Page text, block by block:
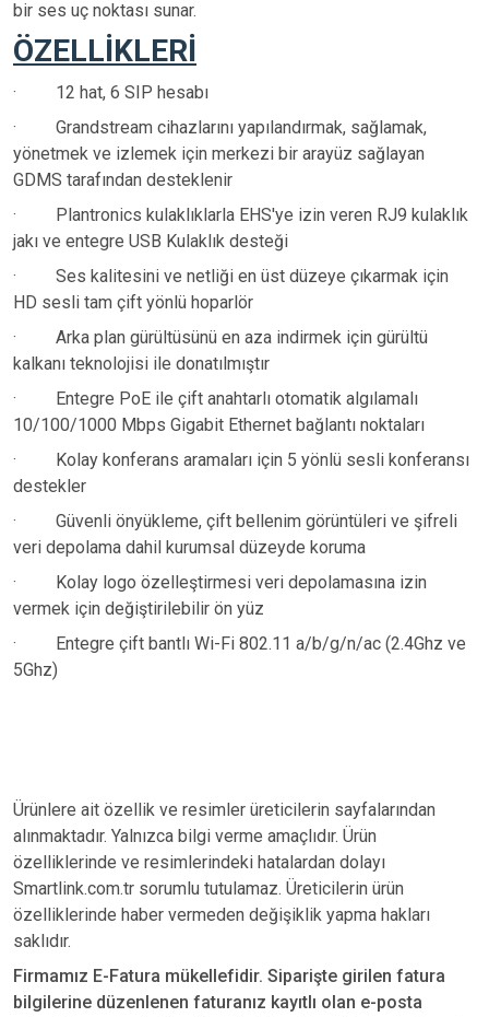
bir ses uç noktası sunar.
ÖZELLİKLERİ
·
12 hat, 6 SIP hesabı
·
Grandstream cihazlarını yapılandırmak, sağlamak,
yönetmek ve izlemek için merkezi bir arayüz sağlayan
GDMS tarafından desteklenir
·
Plantronics kulaklıklarla EHS'ye izin veren RJ9 kulaklık
jakı ve entegre USB Kulaklık desteği
·
Ses kalitesini ve netliği en üst düzeye çıkarmak için
HD sesli tam çift yönlü hoparlör
·
Arka plan gürültüsünü en aza indirmek için gürültü
kalkanı teknolojisi ile donatılmıştır
·
Entegre PoE ile çift anahtarlı otomatik algılamalı
10/100/1000 Mbps Gigabit Ethernet bağlantı noktaları
·
Kolay konferans aramaları için 5 yönlü sesli konferansı
destekler
·
Güvenli önyükleme, çift bellenim görüntüleri ve şifreli
veri depolama dahil kurumsal düzeyde koruma
·
Kolay logo özelleştirmesi veri depolamasına izin
vermek için değiştirilebilir ön yüz
·
Entegre çift bantlı Wi-Fi 802.11 a/b/g/n/ac (2.4Ghz ve
5Ghz)
Ürünlere ait özellik ve resimler üreticilerin sayfalarından
alınmaktadır. Yalnızca bilgi verme amaçlıdır. Ürün
özelliklerinde ve resimlerindeki hatalardan dolayı
Smartlink.com.tr sorumlu tutulamaz. Üreticilerin ürün
özelliklerinde haber vermeden değişiklik yapma hakları
saklıdır.
Firmamız E-Fatura mükellefidir. Siparişte girilen fatura
bilgilerine düzenlenen faturanız kayıtlı olan e-posta